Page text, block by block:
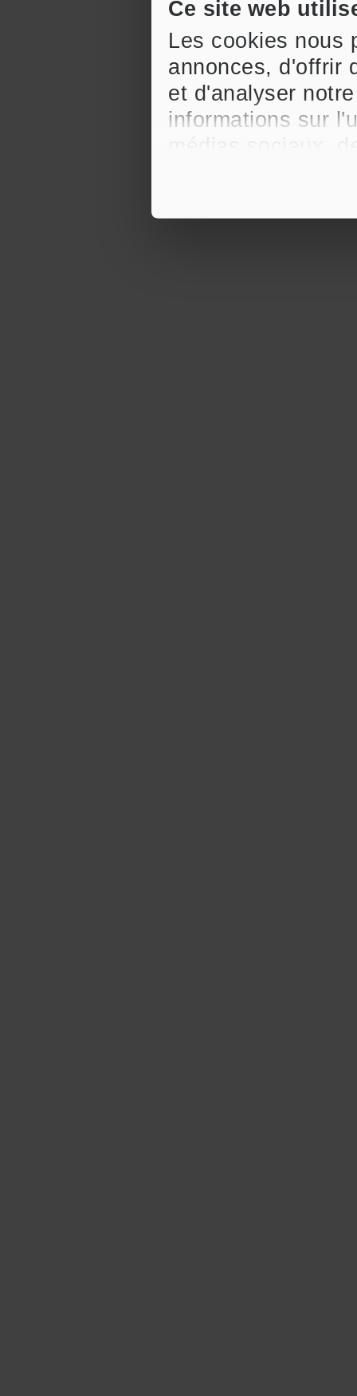
Ce site web
Les cookies nous
annonces, d'offrir
et d'analyser
informations sur
médias sociaux,